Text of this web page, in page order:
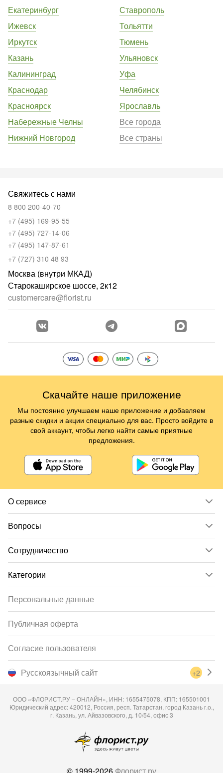
Екатеринбург
Ижевск
Иркутск
Казань
Калининград
Краснодар
Красноярск
Набережные Челны
Нижний Новгород
Ставрополь
Тольятти
Тюмень
Ульяновск
Уфа
Челябинск
Ярославль
Все города
Все страны
О сервисе
Вопросы
Сотрудничество
Категории
Свяжитесь с нами
8 800 200-40-70
+7 (495) 169-95-55
+7 (495) 727-14-06
+7 (495) 147-87-61
+7 (727) 310 48 93
Москва (внутри МКАД)
Старокаширское шоссе, 2к12
customercare@florist.ru
Русскоязычный сайт +2
Персональные данные
Публичная оферта
Согласие пользователя
ООО «ФЛОРИСТ.РУ – ОНЛАЙН», ИНН: 1655475078, КПП: 165501001
Юридический адрес: 420012, Россия, респ. Татарстан, город Казань г.о.,
г. Казань, ул. Айвазовского, д. 10/54, офис 3
Скачайте наше приложение
Мы постоянно улучшаем наше приложение и добавляем
разные скидки и акции специально для вас. Просто войдите в
свой аккаунт, чтобы легко найти самые приятные
предложения.